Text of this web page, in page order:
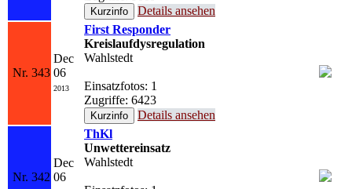
Details ansehen
Nr. 343
Dec
06
2013
First Responder
Kreislaufdysregulation
Wahlstedt
Einsatzfotos: 1
Zugriffe: 6423
Details ansehen
Nr. 342
Dec
06
ThKl
Unwettereinsatz
Wahlstedt